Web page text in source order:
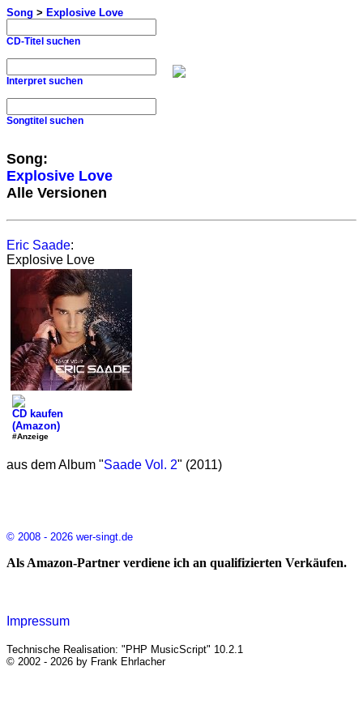
Song > Explosive Love
CD-Titel suchen
Interpret suchen
Songtitel suchen
Song:
Explosive Love
Alle Versionen
Eric Saade:
Explosive Love
CD kaufen
(Amazon)
#Anzeige
aus dem Album "Saade Vol. 2" (2011)
© 2008 - 2026 wer-singt.de
Als Amazon-Partner verdiene ich an qualifizierten Verkäufen.
Impressum
Technische Realisation: "PHP MusicScript" 10.2.1
© 2002 - 2026 by Frank Ehrlacher